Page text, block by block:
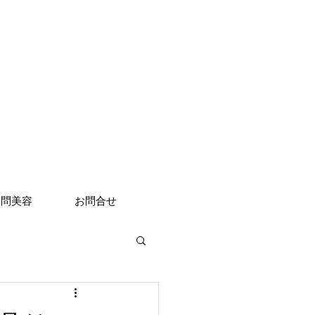
美容 お問合せ